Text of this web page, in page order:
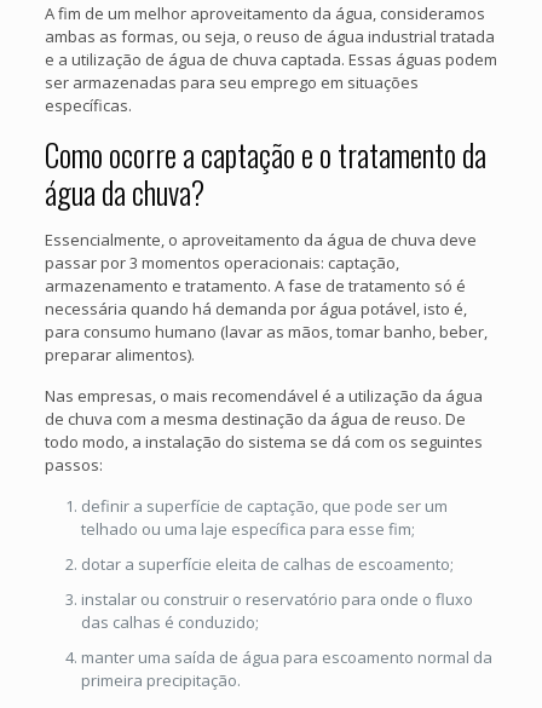
A fim de um melhor aproveitamento da água, consideramos
ambas as formas, ou seja, o reuso de água industrial tratada
e a utilização de água de chuva captada. Essas águas podem
ser armazenadas para seu emprego em situações
específicas.
Como ocorre a captação e o tratamento da
água da chuva?
Essencialmente, o aproveitamento da água de chuva deve
passar por 3 momentos operacionais: captação,
armazenamento e tratamento. A fase de tratamento só é
necessária quando há demanda por água potável, isto é,
para consumo humano (lavar as mãos, tomar banho, beber,
preparar alimentos).
Nas empresas, o mais recomendável é a utilização da água
de chuva com a mesma destinação da água de reuso. De
todo modo, a instalação do sistema se dá com os seguintes
passos:
definir a superfície de captação, que pode ser um
telhado ou uma laje específica para esse fim;
dotar a superfície eleita de calhas de escoamento;
instalar ou construir o reservatório para onde o fluxo
das calhas é conduzido;
manter uma saída de água para escoamento normal da
primeira precipitação.